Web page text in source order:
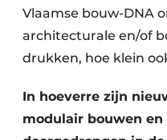
Vlaamse bouw-DNA
architecturale en/of
drukken, hoe klein
In hoeverre zijn
modulair bouwen